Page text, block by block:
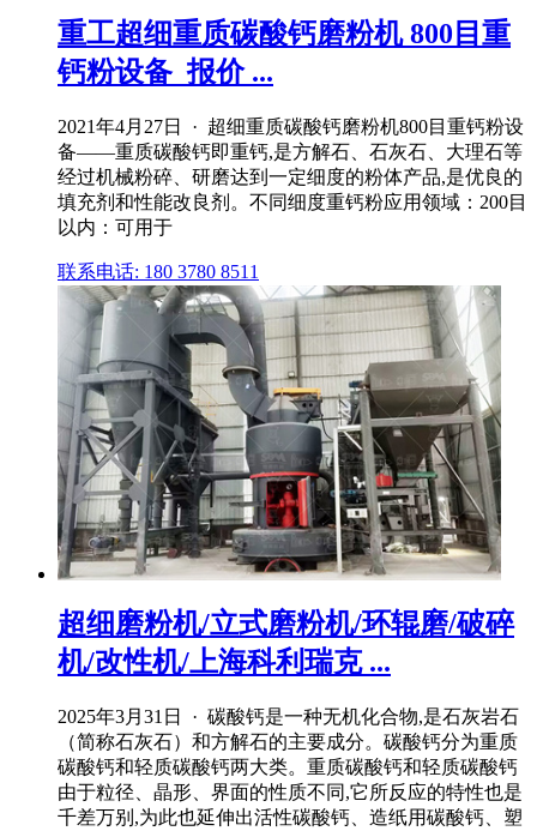
重工超细重质碳酸钙磨粉机 800目重
钙粉设备_报价 ...
2021年4月27日 · 超细重质碳酸钙磨粉机800目重钙粉设
备——重质碳酸钙即重钙,是方解石、石灰石、大理石等
经过机械粉碎、研磨达到一定细度的粉体产品,是优良的
填充剂和性能改良剂。不同细度重钙粉应用领域：200目
以内：可用于
联系电话: 180 3780 8511
超细磨粉机/立式磨粉机/环辊磨/破碎
机/改性机/上海科利瑞克 ...
2025年3月31日 · 碳酸钙是一种无机化合物,是石灰岩石
（简称石灰石）和方解石的主要成分。碳酸钙分为重质
碳酸钙和轻质碳酸钙两大类。重质碳酸钙和轻质碳酸钙
由于粒径、晶形、界面的性质不同,它所反应的特性也是
千差万别,为此也延伸出活性碳酸钙、造纸用碳酸钙、塑